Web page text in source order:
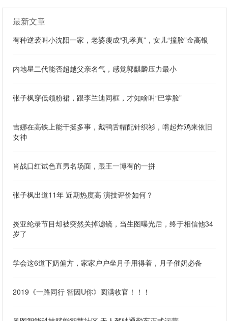
最新文章
有种逆袭叫小沈阳一家，老婆瘦成“孔孝真”，女儿“撞脸”金高银
内地星二代能否超越父亲名气，感觉郭麒麟压力最小
张子枫穿低领粉裙，跟李兰迪同框，才知啥叫“巴掌脸”
吉娜在高铁上能干挺多事，戴鸭舌帽配针织衫，啃起炸鸡来依旧
女神
肖战口红试色直男名场面，跟王一博有的一拼
张子枫出道11年 近期热度高 演技评价如何？
炎亚纶录节目却被突然关掉滤镜，当生图曝光后，终于相信他34
岁了
学会这6道下奶偏方，家家户户坐月子用得着，月子催奶必备
2019《一路同行 智因U你》圆满收官！！！